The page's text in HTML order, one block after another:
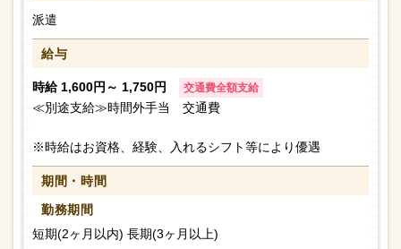
派遣
給与
時給 1,600円～ 1,750円 交通費全額支給
≪別途支給≫時間外手当 交通費
※時給はお資格、経験、入れるシフト等により優遇
期間・時間
勤務期間
短期(2ヶ月以内) 長期(3ヶ月以上)